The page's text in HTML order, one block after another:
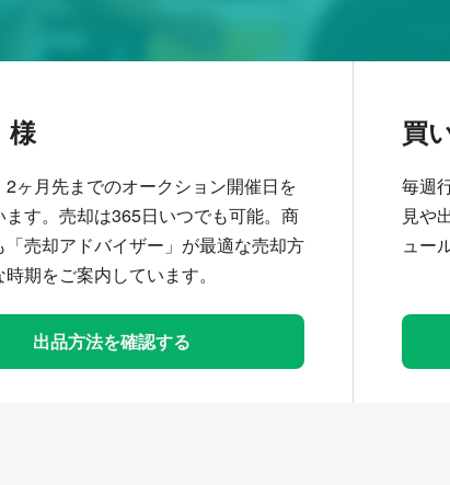
2ヶ月先までのオークション開催日を
ます。売却は365日いつでも可能。商
「売却アドバイザー」が最適な売却方
期をご案内しています。
出品方法を確認する
買
毎週
見や
ュー